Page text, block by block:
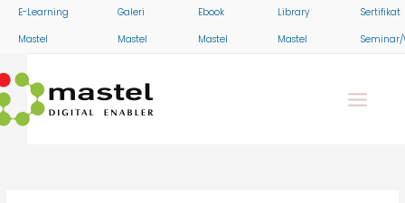
SkipE-Learning
Mastel
Galeri
Mastel
Ebook
Mastel
Library
Mastel
Sertifikat